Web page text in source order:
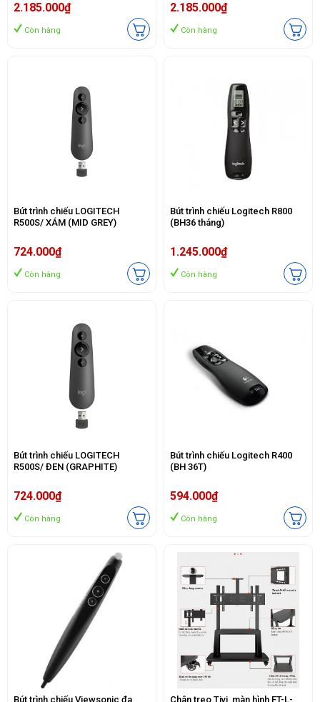
2.185.000₫
Còn hàng
2.185.000₫
Còn hàng
Bút trình chiếu LOGITECH
R500S/ XÁM (MID GREY)
724.000₫
Còn hàng
Bút trình chiếu Logitech R800
(BH36 tháng)
1.245.000₫
Còn hàng
Bút trình chiếu LOGITECH
R500S/ ĐEN (GRAPHITE)
724.000₫
Còn hàng
Bút trình chiếu Logitech R400
(BH 36T)
594.000₫
Còn hàng
Bút trình chiếu Viewsonic đa Chân treo Tivi, màn hình FT-L-